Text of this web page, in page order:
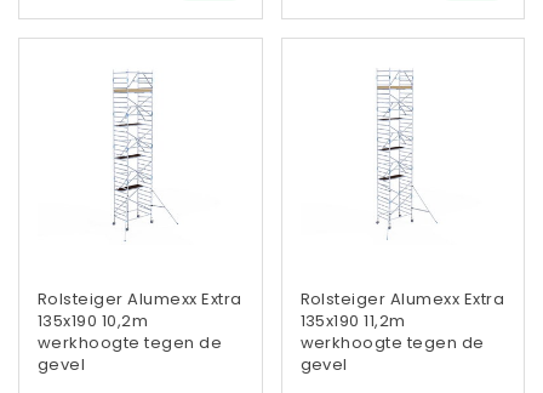
Rolsteiger Alumexx Extra
135x190 10,2m
werkhoogte tegen de
gevel
Rolsteiger Alumexx Extra
135x190 11,2m
werkhoogte tegen de
gevel